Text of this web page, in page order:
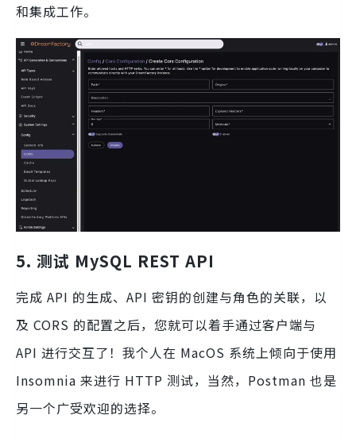
和集成工作。
5. 测试 MySQL REST API
完成 API 的生成、API 密钥的创建与角色的关联，以
及 CORS 的配置之后，您就可以着手通过客户端与
API 进行交互了！我个人在 MacOS 系统上倾向于使用
Insomnia 来进行 HTTP 测试，当然，Postman 也是
另一个广受欢迎的选择。